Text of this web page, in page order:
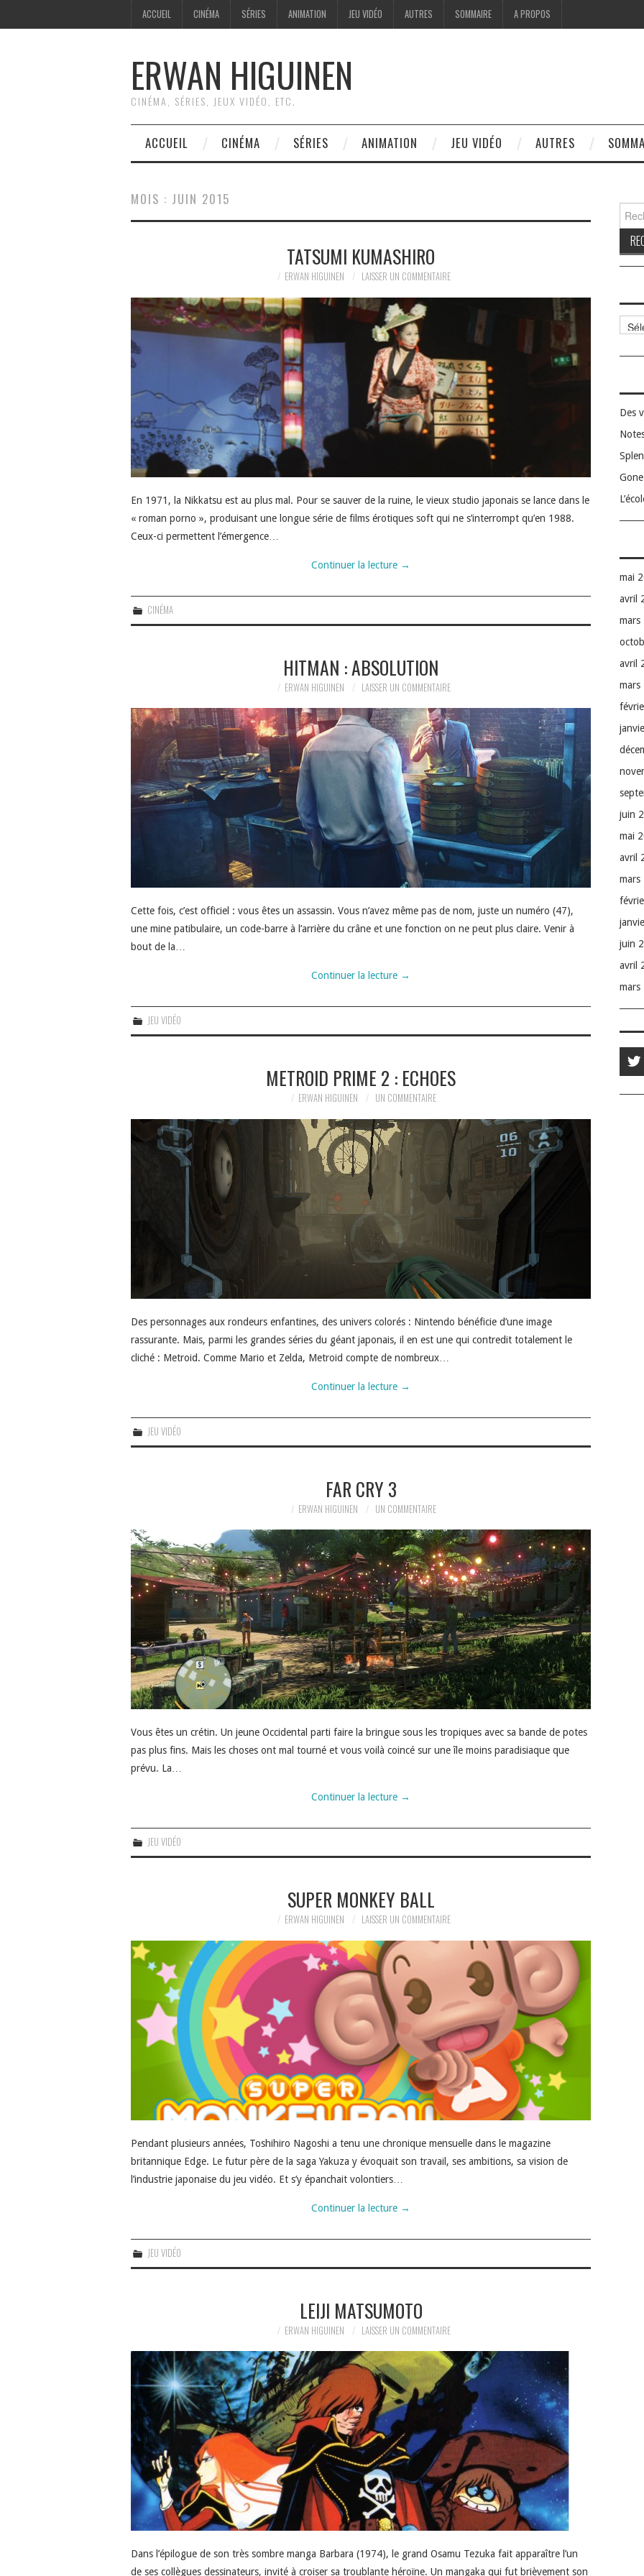
ACCUEIL CINÉMA SÉRIES ANIMATION JEU VIDÉO AUTRES SOMMAIRE A PROPOS
ERWAN HIGUINEN
CINÉMA, SÉRIES, JEUX VIDÉO, ETC.
ACCUEIL CINÉMA SÉRIES ANIMATION JEU VIDÉO AUTRES
MOIS : JUIN 2015
TATSUMI KUMASHIRO
ERWAN HIGUINEN LAISSER UN COMMENTAIRE
En 1971, la Nikkatsu est au plus mal. Pour se sauver de la ruine, le vieux studio japonais se lance dans le
« roman porno », produisant une longue série de films érotiques soft qui ne s’interrompt qu’en 1988.
Ceux-ci permettent l’émergence…
Continuer la lecture →
CINÉMA
HITMAN : ABSOLUTION
ERWAN HIGUINEN LAISSER UN COMMENTAIRE
Cette fois, c’est officiel : vous êtes un assassin. Vous n’avez même pas de nom, juste un numéro (47),
une mine patibulaire, un code-barre à l’arrière du crâne et une fonction on ne peut plus claire. Venir à
bout de la…
Continuer la lecture →
JEU VIDÉO
METROID PRIME 2 : ECHOES
ERWAN HIGUINEN UN COMMENTAIRE
Des personnages aux rondeurs enfantines, des univers colorés : Nintendo bénéficie d’une image
rassurante. Mais, parmi les grandes séries du géant japonais, il en est une qui contredit totalement le
cliché : Metroid. Comme Mario et Zelda, Metroid compte de nombreux…
Continuer la lecture →
JEU VIDÉO
FAR CRY 3
ERWAN HIGUINEN UN COMMENTAIRE
Vous êtes un crétin. Un jeune Occidental parti faire la bringue sous les tropiques avec sa bande de potes
pas plus fins. Mais les choses ont mal tourné et vous voilà coincé sur une île moins paradisiaque que
prévu. La…
Continuer la lecture →
JEU VIDÉO
SUPER MONKEY BALL
ERWAN HIGUINEN LAISSER UN COMMENTAIRE
Pendant plusieurs années, Toshihiro Nagoshi a tenu une chronique mensuelle dans le magazine
britannique Edge. Le futur père de la saga Yakuza y évoquait son travail, ses ambitions, sa vision de
l’industrie japonaise du jeu vidéo. Et s’y épanchait volontiers…
Continuer la lecture →
JEU VIDÉO
LEIJI MATSUMOTO
ERWAN HIGUINEN LAISSER UN COMMENTAIRE
Dans l’épilogue de son très sombre manga Barbara (1974), le grand Osamu Tezuka fait apparaître l’un
de ses collègues dessinateurs, invité à croiser sa troublante héroïne. Un mangaka qui fut brièvement son
Des
mai
avril
mars
avril
mars
juin
mai
avril
mars
juin
avril
mars